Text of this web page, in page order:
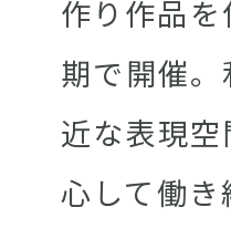
作り作品
期で開催
近な表現
心して働